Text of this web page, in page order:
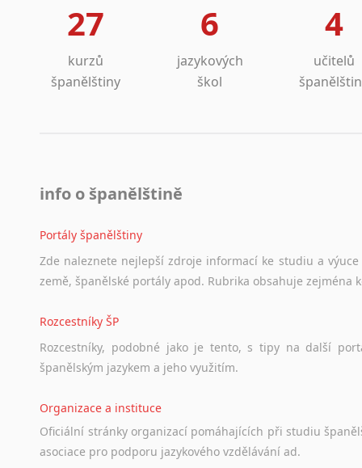
27
kurzů
španělštiny
6
jazykových
škol
4
učitelů
info o španělštině
Portály španělštiny
Zde naleznete nejlepší zdroje informací ke studiu a výuce
země, španělské portály apod. Rubrika obsahuje zejména
Rozcestníky ŠP
Rozcestníky, podobné jako je tento, s tipy na další
španělským jazykem a jeho využitím.
Organizace a instituce
Oficiální stránky organizací pomáhajících při studiu
asociace pro podporu jazykového vzdělávání ad.